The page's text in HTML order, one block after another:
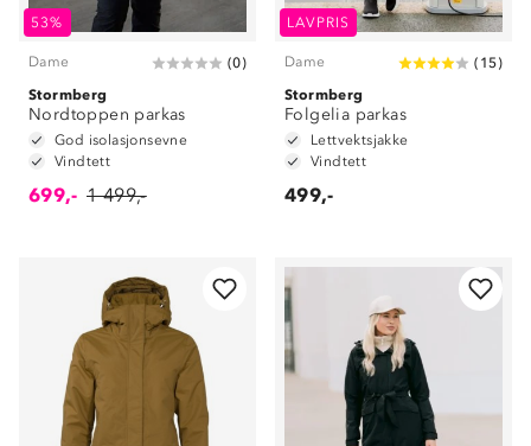
53%
Dame (0)
Stormberg
Nordtoppen parkas
God isolasjonsevne
Vindtett
699,- 1 499,-
LAVPRIS
Dame ( 15)
Stormberg
Folgelia parkas
Lettvektsjakke
Vindtett
499,-